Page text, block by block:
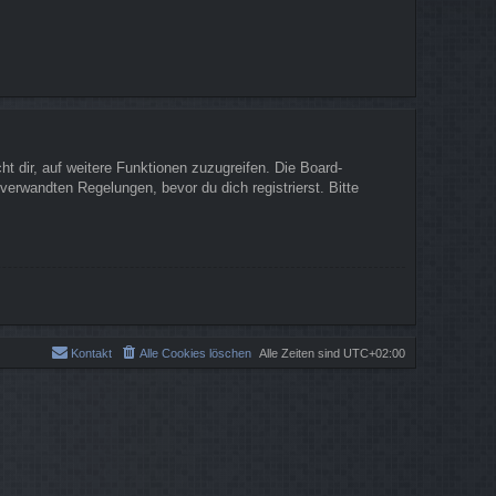
dir, auf weitere Funktionen zuzugreifen. Die Board-
Regelungen, bevor du dich registrierst. Bitte
Alle Zeiten sind UTC+02:00
Alle Cookies löschen
Kontakt